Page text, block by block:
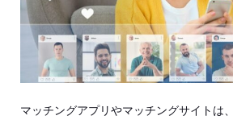
マッチングアプリやマッチングサイトは